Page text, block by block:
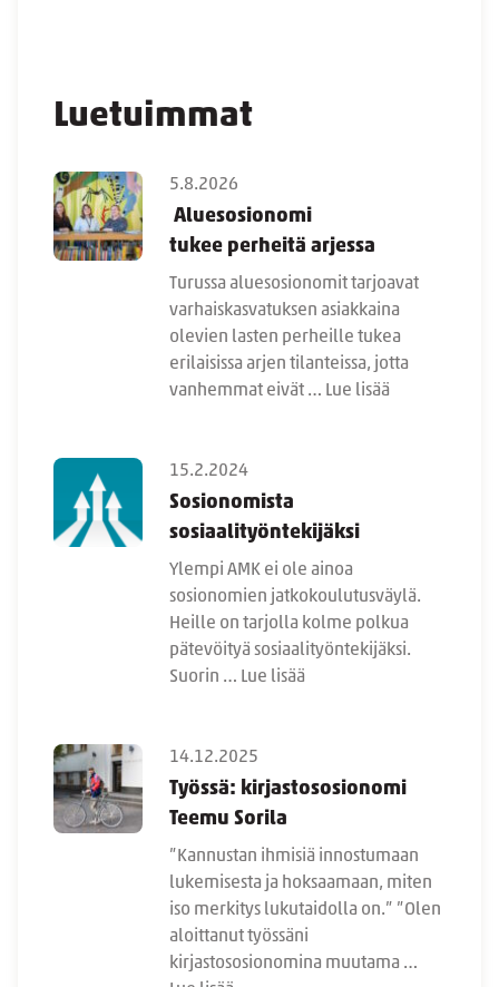
Luetuimmat
5.8.2026
Aluesosionomi
tukee perheitä arjessa
Turussa aluesosionomit tarjoavat
varhaiskasvatuksen asiakkaina
olevien lasten perheille tukea
erilaisissa arjen tilanteissa, jotta
vanhemmat eivät … Lue lisää
15.2.2024
Sosionomista
sosiaalityöntekijäksi
Ylempi AMK ei ole ainoa
sosionomien jatkokoulutusväylä.
Heille on tarjolla kolme polkua
pätevöityä sosiaalityöntekijäksi.
Suorin … Lue lisää
14.12.2025
Työssä: kirjastososionomi
Teemu Sorila
”Kannustan ihmisiä innostumaan
lukemisesta ja hoksaamaan, miten
iso merkitys lukutaidolla on.” ”Olen
aloittanut työssäni
kirjastososionomina muutama …